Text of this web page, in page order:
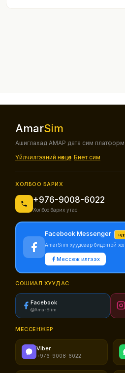
AmarSim
Ашиглахад АМАР дата сим платформ
Үйлчилгээний нөхцөл Биет сим
ХОЛБОО БАРИХ
+976-9008-6022
Холбоо барих утас
Facebook Messenger
AmarSiim хуудсаар бидэнтэй
Мессеж илгээх
СОШИАЛ ХУУДАС
Facebook
@AmarSiim
МЕССЕНЖЕР
Viber
+976-9008-6022